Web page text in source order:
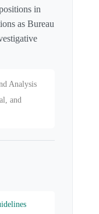
in
as Bureau
Analysis
and